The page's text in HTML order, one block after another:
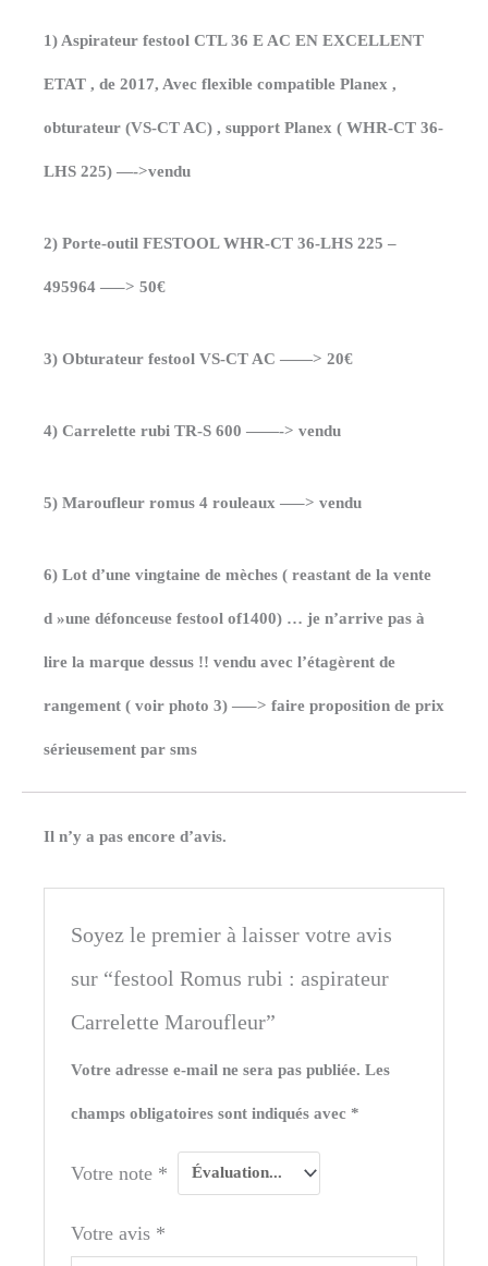
1) Aspirateur festool CTL 36 E AC EN EXCELLENT
ETAT , de 2017, Avec flexible compatible Planex ,
obturateur (VS-CT AC) , support Planex ( WHR-CT 36-
LHS 225) —->vendu
2) Porte-outil FESTOOL WHR-CT 36-LHS 225 –
495964 —–> 50€
3) Obturateur festool VS-CT AC ——> 20€
4) Carrelette rubi TR-S 600 ——-> vendu
5) Maroufleur romus 4 rouleaux —–> vendu
6) Lot d’une vingtaine de mèches ( reastant de la vente
d »une défonceuse festool of1400) … je n’arrive pas à
lire la marque dessus !! vendu avec l’étagèrent de
rangement ( voir photo 3) —–> faire proposition de prix
sérieusement par sms
Il n’y a pas encore d’avis.
Soyez le premier à laisser votre avis
sur “festool Romus rubi : aspirateur
Carrelette Maroufleur”
Votre adresse e-mail ne sera pas publiée. Les
champs obligatoires sont indiqués avec *
Votre note *
Votre avis *